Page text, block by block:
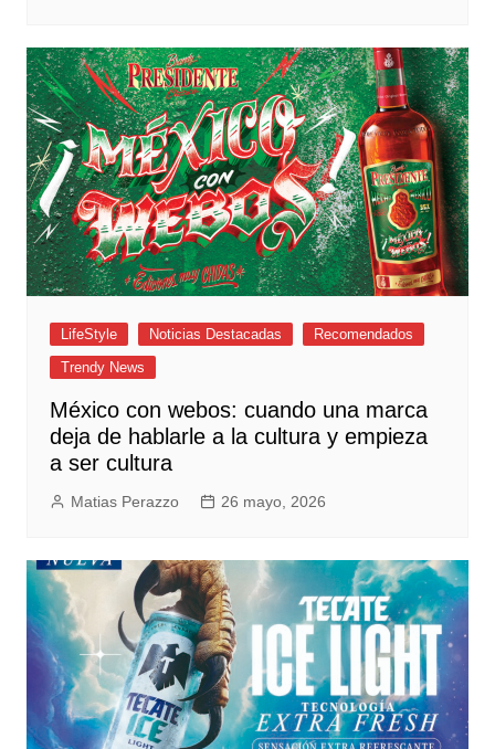
LifeStyle Noticias Destacadas
Recomendados
Trendy News
México con webos: cuando una marca
deja de hablarle a la cultura y empieza
a ser cultura
Matias Perazzo 26 mayo, 2026